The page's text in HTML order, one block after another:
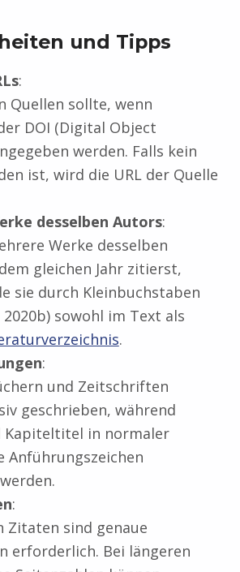
und Tipps
:
Quellen sollte, wenn
DOI (Digital Object
werden. Falls kein
ist, wird die URL der Quelle
desselben Autors:
Werke desselben
gleichen Jahr zitierst,
sie durch Kleinbuchstaben
2020b) sowohl im Text als
.
:
und Zeitschriften
geschrieben, während
Kapiteltitel in normaler
Anführungszeichen
:
Zitaten sind genaue
erforderlich. Bei längeren